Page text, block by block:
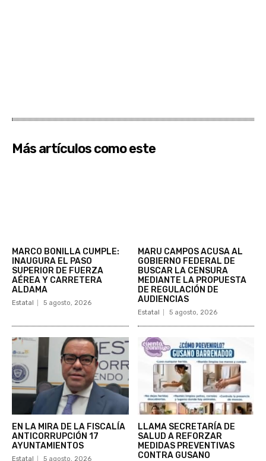
Más artículos como este
MARCO BONILLA CUMPLE:
INAUGURA EL PASO
SUPERIOR DE FUERZA
AÉREA Y CARRETERA
ALDAMA
Estatal 5 agosto, 2026
MARU CAMPOS ACUSA AL
GOBIERNO FEDERAL DE
BUSCAR LA CENSURA
MEDIANTE LA PROPUESTA
DE REGULACIÓN DE
AUDIENCIAS
Estatal 5 agosto, 2026
EN LA MIRA DE LA FISCALÍA
ANTICORRUPCIÓN 17
AYUNTAMIENTOS
Estatal 5 agosto, 2026
LLAMA SECRETARÍA DE
SALUD A REFORZAR
MEDIDAS PREVENTIVAS
CONTRA GUSANO